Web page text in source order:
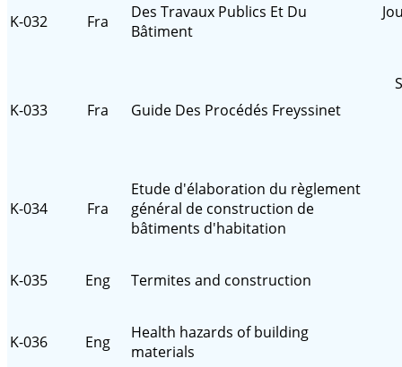
K-032 Fra
Des Travaux Publics Et Du
Bâtiment
K-033 Fra Guide Des Procédés Freyssinet
K-034 Fra
Etude d'élaboration du règlement
général de construction de
bâtiments d'habitation
K-035 Eng Termites and construction
K-036 Eng
Health hazards of building
materials